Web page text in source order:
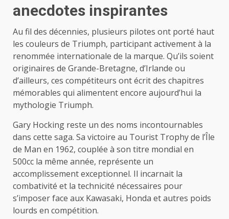
anecdotes inspirantes
Au fil des décennies, plusieurs pilotes ont porté haut
les couleurs de Triumph, participant activement à la
renommée internationale de la marque. Qu’ils soient
originaires de Grande-Bretagne, d’Irlande ou
d’ailleurs, ces compétiteurs ont écrit des chapitres
mémorables qui alimentent encore aujourd’hui la
mythologie Triumph.
Gary Hocking reste un des noms incontournables
dans cette saga. Sa victoire au Tourist Trophy de l’Île
de Man en 1962, couplée à son titre mondial en
500cc la même année, représente un
accomplissement exceptionnel. Il incarnait la
combativité et la technicité nécessaires pour
s’imposer face aux Kawasaki, Honda et autres poids
lourds en compétition.